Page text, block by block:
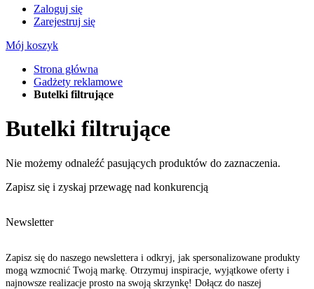
Zaloguj się
Zarejestruj się
Mój koszyk
Strona główna
Gadżety reklamowe
Butelki filtrujące
Butelki filtrujące
Nie możemy odnaleźć pasujących produktów do zaznaczenia.
Zapisz się i zyskaj przewagę nad konkurencją
Newsletter
Zapisz się do naszego newslettera i odkryj, jak spersonalizowane produkty
mogą wzmocnić Twoją markę. Otrzymuj inspiracje, wyjątkowe oferty i
najnowsze realizacje prosto na swoją skrzynkę! Dołącz do naszej